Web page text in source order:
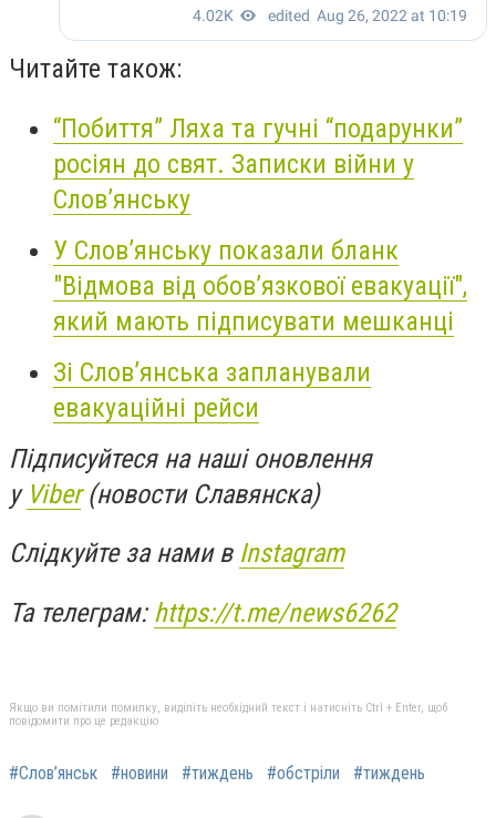
Читайте також:
“Побиття” Ляха та гучні “подарунки”
росіян до свят. Записки війни у
Слов’янську
У Слов’янську показали бланк
"Відмова від обов’язкової евакуації",
який мають підписувати мешканці
Зі Слов’янська запланували
евакуаційні рейси
Підписуйтеся на наші оновлення
у Viber(новости Славянска)
Слідкуйте за нами в Instagram
Та телеграм:https://t.me/news6262
Якщо ви помітили помилку, виділіть необхідний текст і натисніть Ctrl + Enter, щоб
повідомити про це редакцію
#Слов’янськ #новини #тиждень #обстріли #тиждень